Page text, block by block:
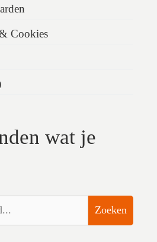
Cookies
wat je
Zoeken